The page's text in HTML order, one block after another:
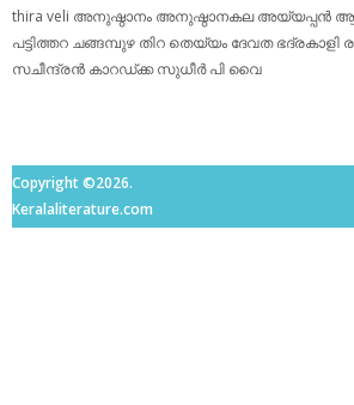
thira veli അനുഷ്ഠാനം അനുഷ്ഠാനകല അയ്യപ്പന്‍
പട്ടിത്തറ ചങ്ങമ്പുഴ തിറ തെയ്യം ദേവത ഭദ്രകാളി
സചീന്ദ്രന്‍ കാറഡ്ക്ക സുധീര്‍ പി വൈ
Copyright ©2026.
Keralaliterature.com